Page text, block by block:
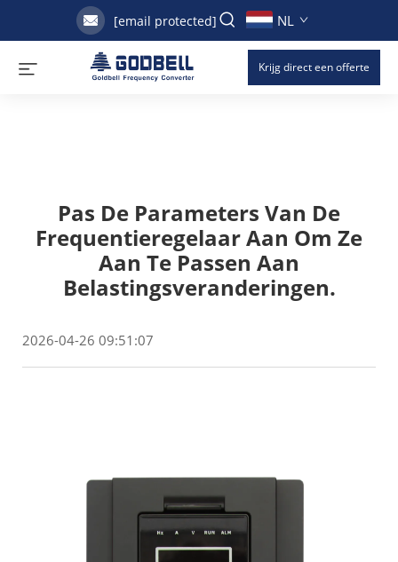
[email protected] NL
Krijg direct een offerte
Pas De Parameters Van De
Frequentieregelaar Aan Om Ze
Aan Te Passen Aan
Belastingsveranderingen.
2026-04-26 09:51:07